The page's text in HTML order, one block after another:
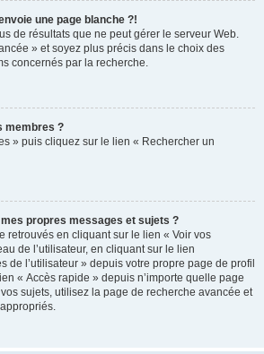
une page blanche ?!
de résultats que ne peut gérer le serveur Web.
» et soyez plus précis dans le choix des
concernés par la recherche.
membres ?
» puis cliquez sur le lien « Rechercher un
propres messages et sujets ?
retrouvés en cliquant sur le lien « Voir vos
de l’utilisateur, en cliquant sur le lien
de l’utilisateur » depuis votre propre page de profil
« Accès rapide » depuis n’importe quelle page
sujets, utilisez la page de recherche avancée et